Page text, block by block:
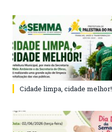
Cidade limpa, cidade melhor!